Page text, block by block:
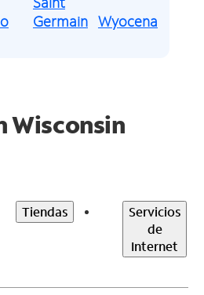
Germain Wyocena
Wisconsin
Tiendas
Servicios
de
Internet